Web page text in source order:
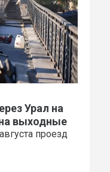
Урал на
выходные
проезд